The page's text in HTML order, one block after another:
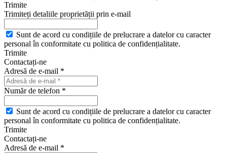
Trimite
Trimiteți detaliile proprietății prin e-mail
Sunt de acord cu condițiile de prelucrare a datelor cu caracter
personal în conformitate cu politica de confidențialitate.
Trimite
Contactați-ne
Adresă de e-mail *
Număr de telefon *
Sunt de acord cu condițiile de prelucrare a datelor cu caracter
personal în conformitate cu politica de confidențialitate.
Trimite
Contactați-ne
Adresă de e-mail *